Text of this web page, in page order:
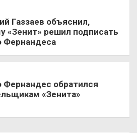
Газзаев объяснил,
«Зенит» решил подписать
Фернандеса
Фернандес обратился
«Зенита»